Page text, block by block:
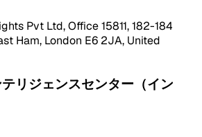
Pvt Ltd, Office 15811, 182-184
Ham, London E6 2JA, United
リジェンスセンター（イン